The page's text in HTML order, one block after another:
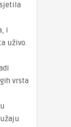
i
uživo.
vrsta